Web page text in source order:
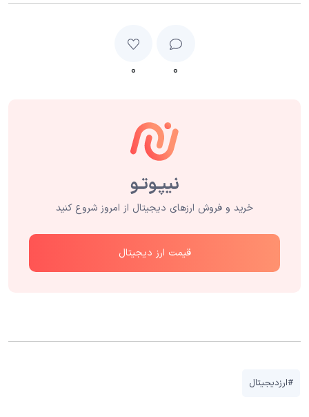
۰ ۰
خرید و فروش ارزهای دیجیتال از امروز شروع کنید
قیمت ارز دیجیتال
#ارزدیجیتال